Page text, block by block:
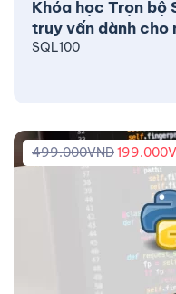
Khóa học Trọn bộ
truy vấn dành cho
SQL100
499.000VND199.000